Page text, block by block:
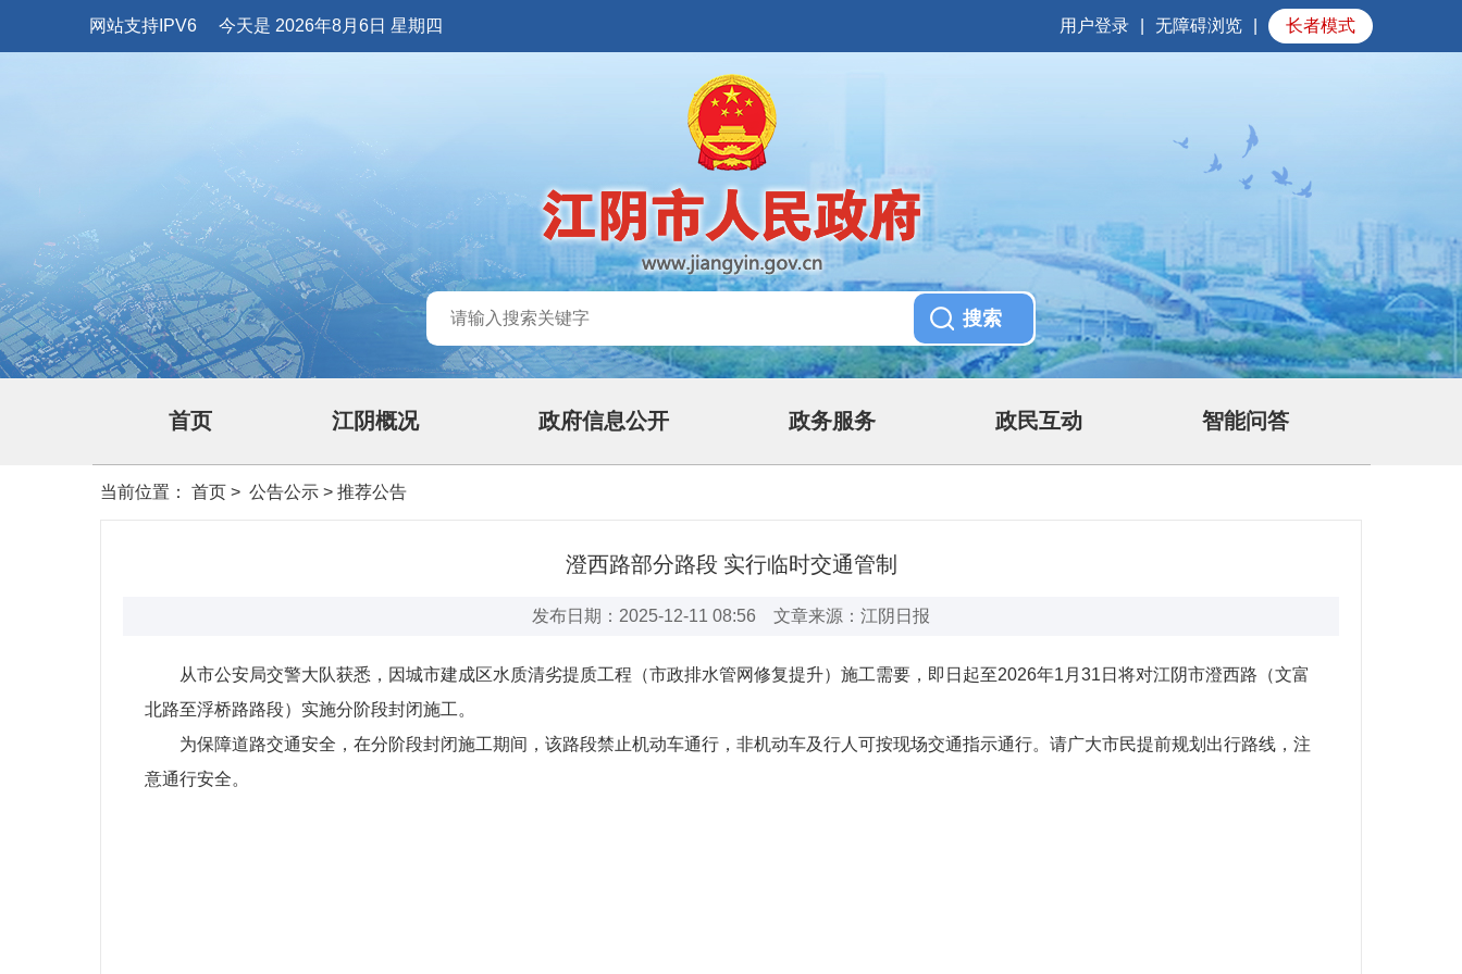
网站支持IPV6 今天是 2026年8月6日 星期四 用户登录 无障碍浏览 长者模式
首页 江阴概况 政府信息公开 政务服务 政民互动 智能问答
当前位置： 首页 > 公告公示 > 推荐公告
澄西路部分路段 实行临时交通管制
发布日期：2025-12-11 08:56 文章来源：江阴日报
从市公安局交警大队获悉，因城市建成区水质清劣提质工程（市政排水管网修复提升）施工需要，即日起至2026年1月31日将对江阴市澄西路（文富
北路至浮桥路路段）实施分阶段封闭施工。
为保障道路交通安全，在分阶段封闭施工期间，该路段禁止机动车通行，非机动车及行人可按现场交通指示通行。请广大市民提前规划出行路线，注
意通行安全。